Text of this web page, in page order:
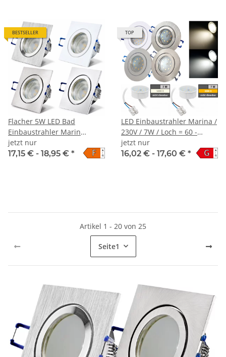
BESTSELLER
Flacher 5W LED Bad
Einbaustrahler Marin
230Volt / IP44 / LED Modul /
STEP DIMMBAR
jetzt nur
17,15 € - 18,95 € * A
↑
G
F
TOP
LED Einbaustrahler Marina /
230V / 7W / Loch = 60 -
68mm / ET = 32mm / IP44
jetzt nur
16,02 € - 17,60 € * A
↑
G
G
Artikel 1 - 20 von 25
Seite1